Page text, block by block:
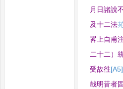
月日諸說
及十二法
畧上自甫
二十二）
受故徃[A5]
哉明昔者